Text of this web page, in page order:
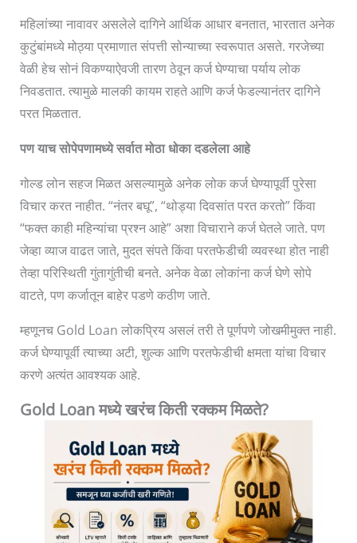
महिलांच्या नावावर असलेले दागिने आर्थिक आधार बनतात, भारतात अनेक
कुटुंबांमध्ये मोठ्या प्रमाणात संपत्ती सोन्याच्या स्वरूपात असते. गरजेच्या
वेळी हेच सोनं विकण्याऐवजी तारण ठेवून कर्ज घेण्याचा पर्याय लोक
निवडतात. त्यामुळे मालकी कायम राहते आणि कर्ज फेडल्यानंतर दागिने
परत मिळतात.
पण याच सोपेपणामध्ये सर्वात मोठा धोका दडलेला आहे
गोल्ड लोन सहज मिळत असल्यामुळे अनेक लोक कर्ज घेण्यापूर्वी पुरेसा
विचार करत नाहीत. “नंतर बघू”, “थोड्या दिवसांत परत करतो” किंवा
“फक्त काही महिन्यांचा प्रश्न आहे” अशा विचाराने कर्ज घेतले जाते. पण
जेव्हा व्याज वाढत जाते, मुदत संपते किंवा परतफेडीची व्यवस्था होत नाही
तेव्हा परिस्थिती गुंतागुंतीची बनते. अनेक वेळा लोकांना कर्ज घेणे सोपे
वाटते, पण कर्जातून बाहेर पडणे कठीण जाते.
म्हणूनच Gold Loan लोकप्रिय असलं तरी ते पूर्णपणे जोखमीमुक्त नाही.
कर्ज घेण्यापूर्वी त्याच्या अटी, शुल्क आणि परतफेडीची क्षमता यांचा विचार
करणे अत्यंत आवश्यक आहे.
Gold Loan मध्ये खरंच किती रक्कम मिळते?